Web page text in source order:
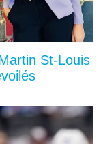
St-Louis